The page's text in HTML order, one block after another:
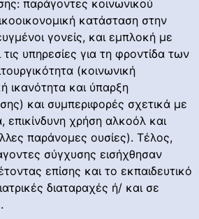
παράγοντες κοινωνικού
κατάσταση στην
γονείς, και εμπλοκή με
υπηρεσίες για τη φροντίδα των
(κοινωνική
ικανότητα και ύπαρξη
και συμπεριφορές σχετικά με
επικίνδυνη χρήση αλκοόλ και
παράνομες ουσίες). Τέλος,
σύγχυσης εισήχθησαν
επίσης και το εκπαιδευτικό
διαταραχές ή/ και σε